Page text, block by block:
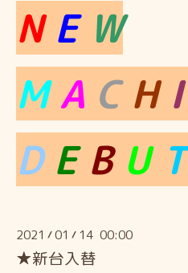
N E W
M A C H I
D E B U T
2021 /01 / 14 00:00
★新台入替